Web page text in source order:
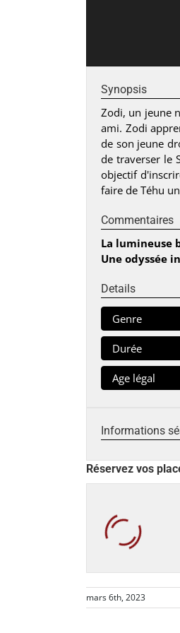
Synopsis
Zodi, un jeune
ami. Zodi
de son jeune
de traverser le
objectif
faire de Téhu
Commentaires
La lumineuse
Une odyssée
Details
Genre
Durée
Age légal
Informations
Réservez vos
mars 6th, 2023